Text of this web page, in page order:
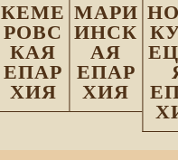
КЕМЕ
РОВС
КАЯ
ЕПАР
ХИЯ
МАРИ
ИНСК
АЯ
ЕПАР
ХИЯ